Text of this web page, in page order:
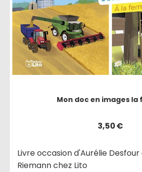
Mon doc en images la
3,50€
Livre occasion d'Aurélie
Riemann chez Lito